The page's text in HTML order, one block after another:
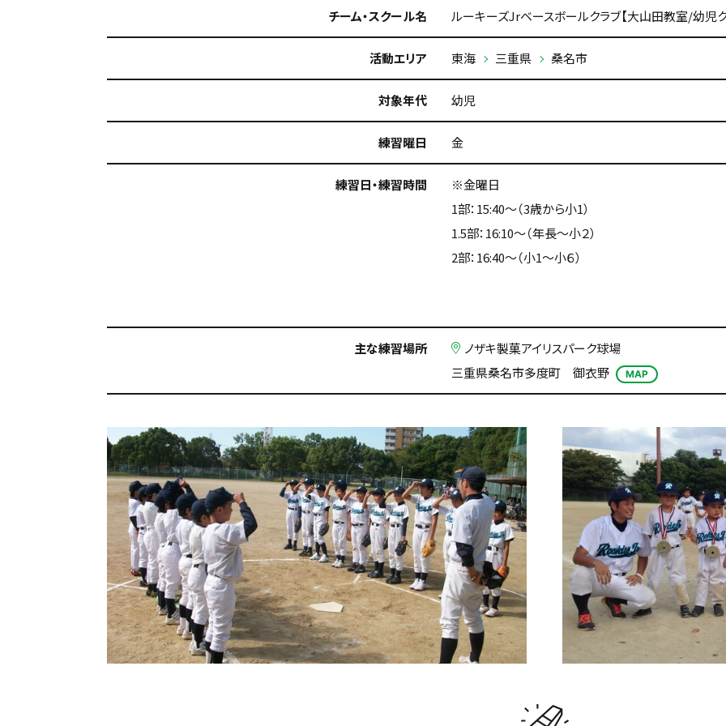
チーム・スクール名 ルーキーズJrベースボールクラブ【大山田教室/幼児ク
活動エリア 東海 三重県 桑名市
対象年代 幼児
練習曜日 金
練習日・練習時間
※金曜日
1部：15:40～（3歳から小1）
1.5部：16:10～（年長～小２）
2部：16:40～（小1～小６）
主な練習場所
ノザキ製菓アイリスパーク球場
三重県桑名市多度町 御衣野
MAP